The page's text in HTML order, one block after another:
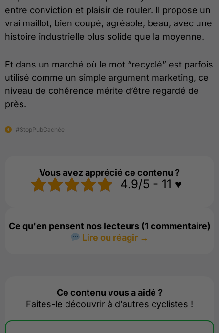
entre conviction et plaisir de rouler. Il propose un
vrai maillot, bien coupé, agréable, beau, avec une
histoire industrielle plus solide que la moyenne.
Et dans un marché où le mot “recyclé” est parfois
utilisé comme un simple argument marketing, ce
niveau de cohérence mérite d’être regardé de
près.
#StopPubCachée
Vous avez apprécié ce contenu ?
4.9/5 - 11 ♥️
Ce qu'en pensent nos lecteurs (1 commentaire)
Lire ou réagir →
Ce contenu vous a aidé ?
Faites-le découvrir à d’autres cyclistes !